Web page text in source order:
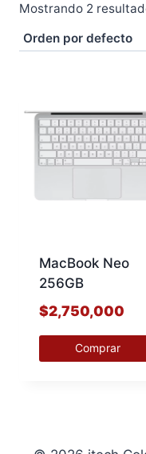
Mostrando 2
MacBook Neo
256GB
$2,750,000
Comprar